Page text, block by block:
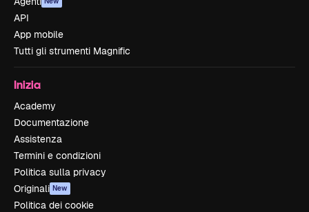
API
App mobile
Tutti gli strumenti Magnific
Inizia
Academy
Documentazione
Assistenza
Termini e condizioni
Politica sulla privacy
Originali New
Politica dei cookie